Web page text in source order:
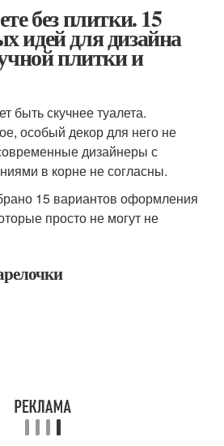
без плитки. 15
идей для дизайна
плитки и
быть скучнее туалета.
особый декор для него не
дизайнеры с
в корне не согласны.
15 вариантов оформления
просто не могут не